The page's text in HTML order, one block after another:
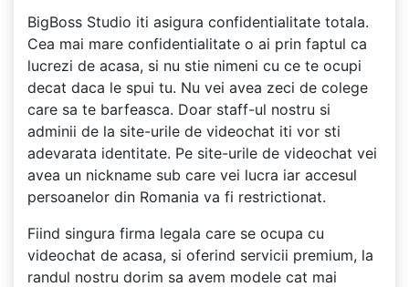
BigBoss Studio iti asigura confidentialitate totala.
Cea mai mare confidentialitate o ai prin faptul ca
lucrezi de acasa, si nu stie nimeni cu ce te ocupi
decat daca le spui tu. Nu vei avea zeci de colege
care sa te barfeasca. Doar staff-ul nostru si
adminii de la site-urile de videochat iti vor sti
adevarata identitate. Pe site-urile de videochat vei
avea un nickname sub care vei lucra iar accesul
persoanelor din Romania va fi restrictionat.
Fiind singura firma legala care se ocupa cu
videochat de acasa, si oferind servicii premium, la
randul nostru dorim sa avem modele cat mai